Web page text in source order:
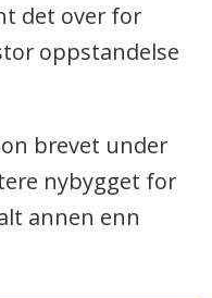
det over for
oppstandelse
brevet under
nybygget for
annen enn